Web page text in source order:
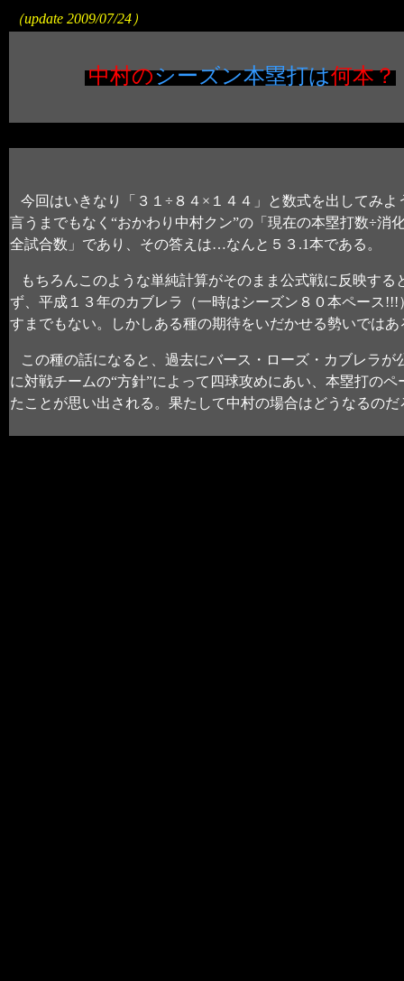
（update 2009/07/24）
中村のシーズン本塁打は何本？
今回はいきなり「３１÷８４×１４４」と数式を出してみよ
言うまでもなく“おかわり中村クン”の「現在の本塁打数÷消
全試合数」であり、その答えは…なんと５３.1本である。
もちろんこのような単純計算がそのまま公式戦に反映する
ず、平成１３年のカブレラ（一時はシーズン８０本ペース!!!
すまでもない。しかしある種の期待をいだかせる勢いではあ
この種の話になると、過去にバース・ローズ・カブレラが
に対戦チームの“方針”によって四球攻めにあい 、本塁打の
たことが思い出される 。果たして中村の場合はどうなるのだ